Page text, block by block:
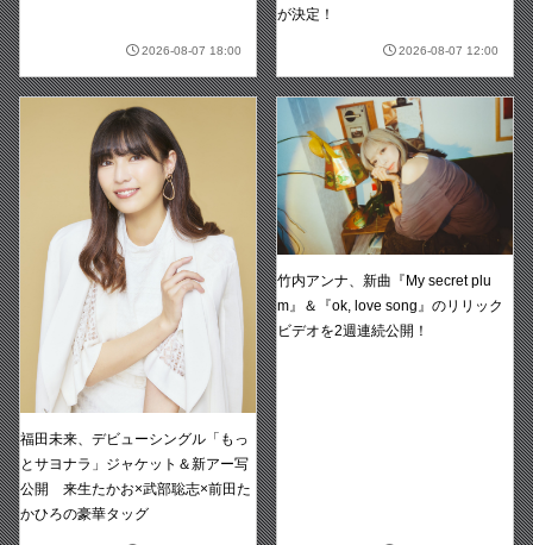
2026-08-07 18:00
が決定！
2026-08-07 12:00
福田未来、デビューシングル「もっ
とサヨナラ」ジャケット＆新アー写
公開 来生たかお×武部聡志×前田た
かひろの豪華タッグ
竹内アンナ、新曲『My secret plu
m』＆『ok, love song』のリリック
ビデオを2週連続公開！